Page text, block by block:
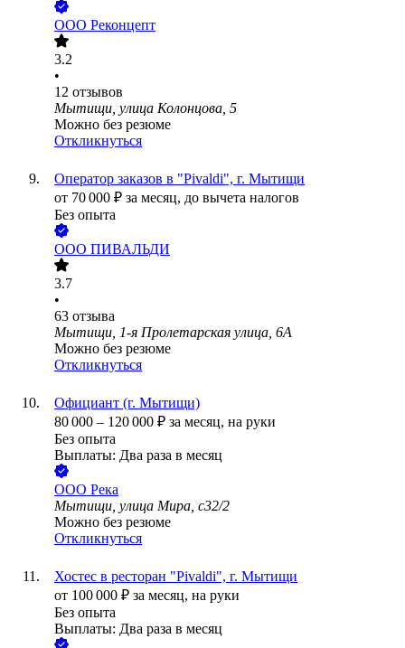
ООО Реконцепт
3.2
•
12 отзывов
Мытищи, улица Колонцова, 5
Можно без резюме
Откликнуться
Оператор заказов в "Pivaldi", г. Мытищи
от 70 000 ₽ за месяц, до вычета налогов
Без опыта
ООО ПИВАЛЬДИ
3.7
•
63 отзыва
Мытищи, 1-я Пролетарская улица, 6А
Можно без резюме
Откликнуться
Официант (г. Мытищи)
80 000 – 120 000 ₽ за месяц, на руки
Без опыта
Выплаты: Два раза в месяц
ООО Река
Мытищи, улица Мира, с32/2
Можно без резюме
Откликнуться
Хостес в ресторан "Pivaldi", г. Мытищи
от 100 000 ₽ за месяц, на руки
Без опыта
Выплаты: Два раза в месяц